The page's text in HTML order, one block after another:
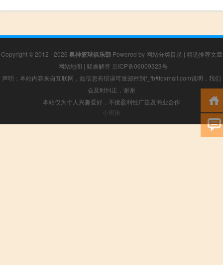
Copyright © 2012 - 2026 奥神篮球俱乐部Powered by 网站分类目录 | 精选推荐文章
| 网站地图 | 疑难解答 京ICP备06009323号
声明：本站内容来自互联网，如信息有错误可发邮件到f_fb#foxmail.com说明，我们
会及时纠正，谢谢
本站仅为个人兴趣爱好，不接盈利性广告及商业合作
小男孩